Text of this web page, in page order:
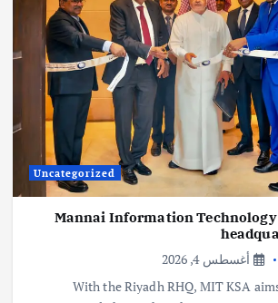
Uncategorized
Mannai Information
أغسطس 4, 2026
With the Riyadh RHQ, MIT KSA